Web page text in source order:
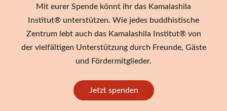
Mit eurer Spende könnt ihr das Kamalashila
Institut® unterstützen. Wie jedes buddhistische
Zentrum lebt auch das Kamalashila Institut® von
der vielfältigen Unterstützung durch Freunde, Gäste
und Fördermitglieder.
Jetzt spenden